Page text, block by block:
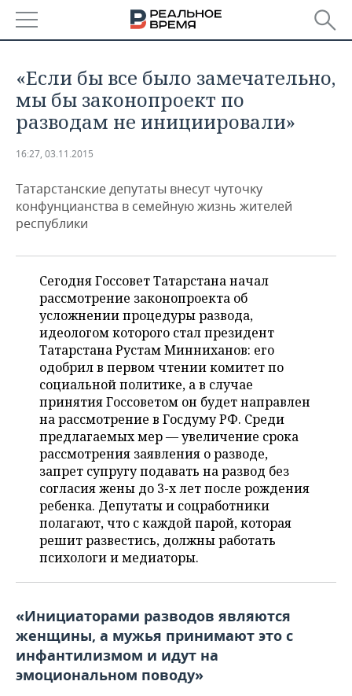
БАШКОРТОСТАН
ТАТАРСТАН
НОВОСТИ
АНАЛИТИКА
ДЕКЛАРАЦИИ О ДОХОДАХ
ВУЗЫ ТАТАРСТАНА
КОМУ ПРИНАДЛЕЖАТ
ТОРГОВЫЕ ЦЕНТРЫ
ТАТАРСТАНА
НОВОСТИ ЭКОНОМИКИ
БАНКИ
БЮДЖЕТ
ИНВЕСТИЦИИ
ПРОМЫШЛЕННОСТЬ
АГРОПРОМ
МАШИНОСТРОЕНИЕ
НЕФТЕХИМИЯ
НЕФТЬ
ЭНЕРГЕТИКА
НОВОСТИ НЕДВИЖИМОСТИ
АВТО
НОВОСТИ АВТО
БИЗНЕС
НОВОСТИ БИЗНЕСА
РОЗНИЧНАЯ ТОРГОВЛЯ
ТРАНСПОРТ
УСЛУГИ
ТЕХНОЛОГИИ
НОВОСТИ ТЕХНОЛОГИЙ
МЕДИА
ТЕЛЕКОММУНИКАЦИИ
МЕРОПРИЯТИЯ
НОВОСТИ МЕРОПРИЯТИЙ
ВЫЕЗДНАЯ РЕДАКЦИЯ
БИЗНЕС-БРАНЧИ
ONLINE-КОНФЕРЕНЦИИ
ОТКРЫТАЯ ЛЕКЦИЯ
СПОРТ
НОВОСТИ СПОРТА
ФУТБОЛ
ХОККЕЙ
БАСКЕТБОЛ
КИБЕРСПОРТ
ФИГУРНОЕ КАТАНИЕ
ОБЩЕСТВО
НОВОСТИ ОБЩЕСТВА
ВЛАСТЬ
ИНФРАСТРУКТУРА
КУЛЬТУРА
МЕДИЦИНА
ФОТОГАЛЕРЕЯ
СЮЖЕТЫ
СПРАВОЧНИК
СПИСОК КОМПАНИЙ
«Если бы все было замечательно,
мы бы законопроект по
разводам не инициировали»
16:27, 03.11.2015
Татарстанские депутаты внесут чуточку
конфунцианства в семейную жизнь жителей
республики
Сегодня Госсовет Татарстана начал
рассмотрение законопроекта об
усложнении процедуры развода,
идеологом которого стал президент
Татарстана Рустам Минниханов: его
одобрил в первом чтении комитет по
социальной политике, а в случае
принятия Госсоветом он будет направлен
на рассмотрение в Госдуму РФ. Среди
предлагаемых мер — увеличение срока
рассмотрения заявления о разводе,
запрет супругу подавать на развод без
согласия жены до 3-х лет после рождения
ребенка. Депутаты и соцработники
полагают, что с каждой парой, которая
решит развестись, должны работать
психологи и медиаторы.
«Инициаторами разводов являются
женщины, а мужья принимают это с
инфантилизмом и идут на
эмоциональном поводу»